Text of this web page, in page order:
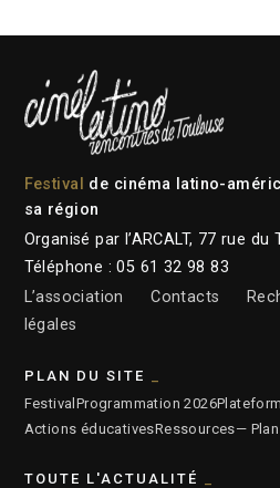
Festival
de cinéma latino-
sa région
Organisé par l’ARCALT, 77 rue
Téléphone : 05 61 32 98 83
L’association
Contacts
légales
PLAN DU SITE
Festival Programmation 2026
Actions éducativesRessources—
TOUTE L'ACTUALITÉ